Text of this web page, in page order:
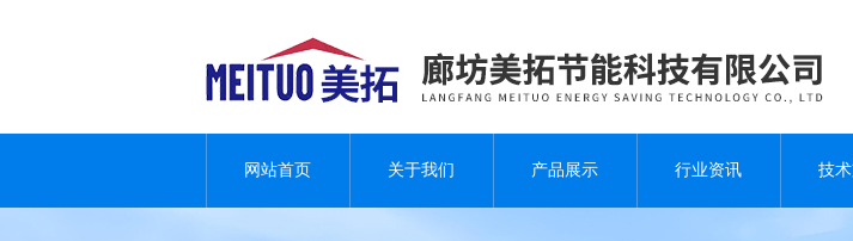
网站首页 关于我们 产品展示 行业资讯 技